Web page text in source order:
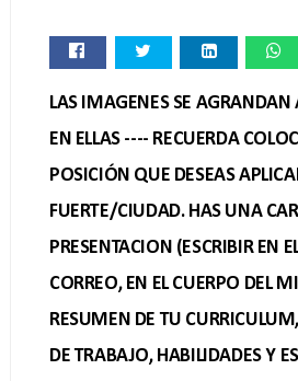
LAS IMAGENES SE AGRANDAN
EN ELLAS ---- RECUERDA
POSICIÓN QUE DESEAS
FUERTE/CIUDAD. HAS UNA
PRESENTACION (ESCRIBIR EN
CORREO, EN EL CUERPO DEL
RESUMEN DE TU
DE TRABAJO, HABILIDADES Y